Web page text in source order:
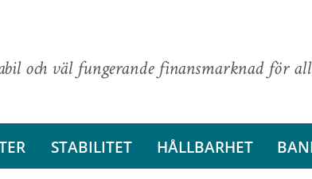
och väl fungerande finansmarknad för
STABILITET HÅLLBARHET